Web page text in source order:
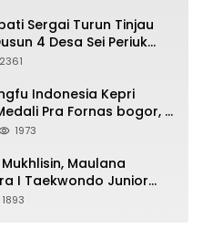
Sergai Turun Tinjau
4 Desa Sei Periuk
2361
Indonesia Kepri
Pra Fornas bogor, 3
1973
Maulana
I Taekwondo Junior
Championship 2026
1893